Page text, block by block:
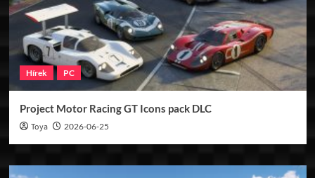
Hírek PC
Project Motor Racing GT Icons pack DLC
Toya 2026-06-25